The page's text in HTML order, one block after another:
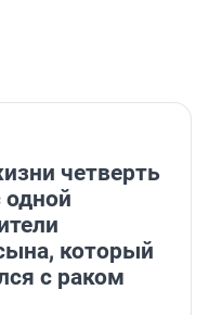
четверть
одной
который
с раком